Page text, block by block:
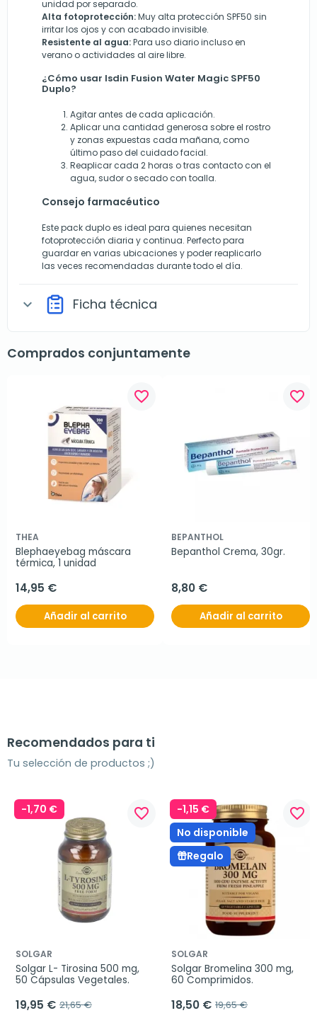
unidad por separado.
Alta fotoprotección:Muy alta protección SPF50 sin
irritar los ojos y con acabado invisible.
Resistente al agua:Para uso diario incluso en
verano o actividades al aire libre.
¿Cómo usar Isdin Fusion Water Magic SPF50
Duplo?
Agitar antes de cada aplicación.
Aplicar una cantidad generosa sobre el rostro
y zonas expuestas cada mañana, como
último paso del cuidado facial.
Reaplicar cada 2 horas o tras contacto con el
agua, sudor o secado con toalla.
Consejo farmacéutico
Este pack duplo es ideal para quienes necesitan
fotoprotección diaria y continua. Perfecto para
guardar en varias ubicaciones y poder reaplicarlo
las veces recomendadas durante todo el día.
expand_more Ficha técnica
Comprados conjuntamente
favorite_border
THEA
Blephaeyebag máscara
térmica, 1 unidad
14,95 €
Añadir al carrito
favorite_border
BEPANTHOL
Bepanthol Crema, 30gr.
8,80 €
Añadir al carrito
Recomendados para ti
Tu selección de productos ;)
-1,70 € favorite_border
SOLGAR
Solgar L- Tirosina 500 mg,
50 Cápsulas Vegetales.
19,95 € 21,65 €
-1,15 €
No disponible
Regalo
favorite_border
SOLGAR
Solgar Bromelina 300 mg,
60 Comprimidos.
18,50 € 19,65 €